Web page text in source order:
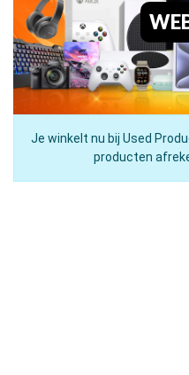
Je winkelt nu bij Used
producten